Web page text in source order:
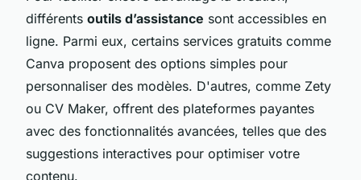
différents outils d’assistance sont accessibles en
ligne. Parmi eux, certains services gratuits comme
Canva proposent des options simples pour
personnaliser des modèles. D'autres, comme Zety
ou CV Maker, offrent des plateformes payantes
avec des fonctionnalités avancées, telles que des
suggestions interactives pour optimiser votre
contenu.